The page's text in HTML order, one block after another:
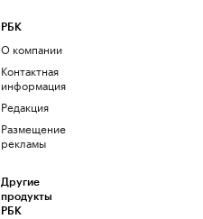
РБК
О компании
Контактная
информация
Редакция
Размещение
рекламы
Другие
продукты
РБК